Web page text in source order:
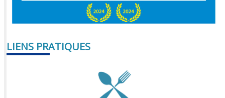
LIENS PRATIQUES